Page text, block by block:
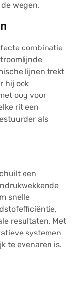
wegen.
combinatie
lijnen trekt
hij ook
oog voor
rit een
als
een
snelle
resultaten. Met
systemen
te evenaren is.